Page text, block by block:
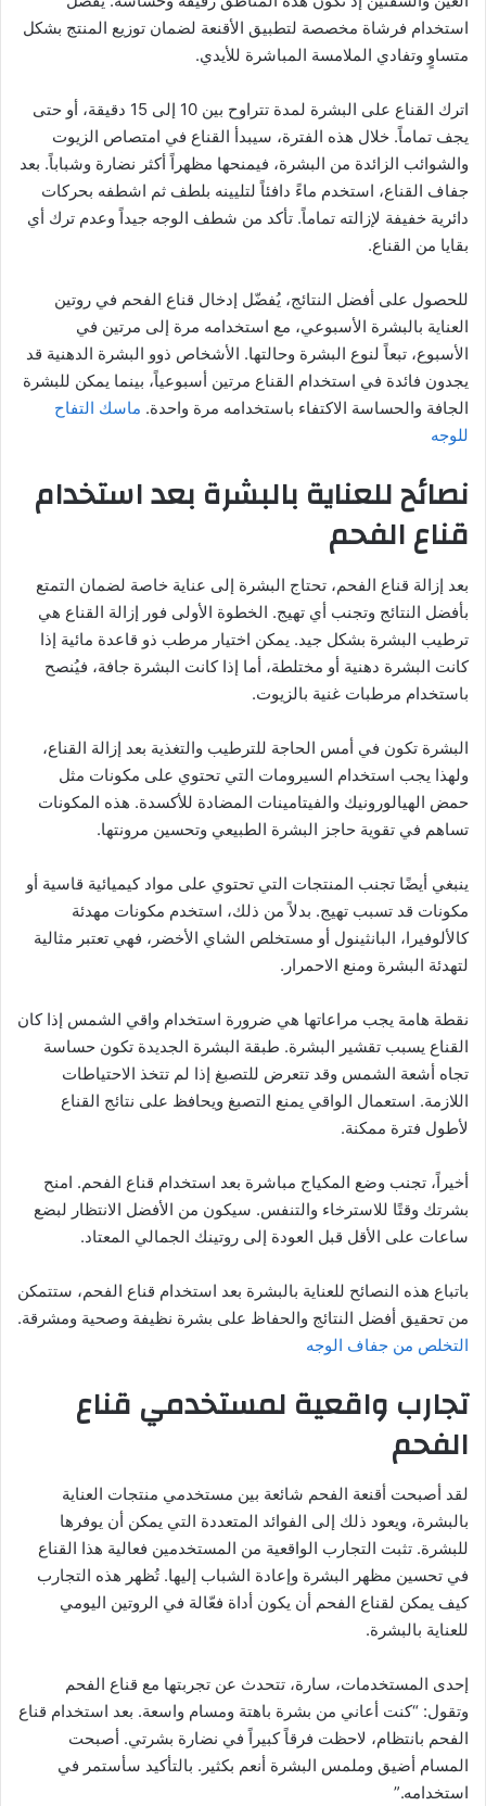
استخدام فرشاة مخصصة لتطبيق الأقنعة لضمان توزيع المنتج بشكل
متساوٍ وتفادي الملامسة المباشرة للأيدي.
اترك القناع على البشرة لمدة تتراوح بين 10 إلى 15 دقيقة، أو حتى
يجف تماماً. خلال هذه الفترة، سيبدأ القناع في امتصاص الزيوت
والشوائب الزائدة من البشرة، فيمنحها مظهراً أكثر نضارة وشباباً. بعد
جفاف القناع، استخدم ماءً دافئاً لتليينه بلطف ثم اشطفه بحركات
دائرية خفيفة لإزالته تماماً. تأكد من شطف الوجه جيداً وعدم ترك أي
بقايا من القناع.
للحصول على أفضل النتائج، يُفضّل إدخال قناع الفحم في روتين
العناية بالبشرة الأسبوعي، مع استخدامه مرة إلى مرتين في
الأسبوع، تبعاً لنوع البشرة وحالتها. الأشخاص ذوو البشرة الدهنية قد
يجدون فائدة في استخدام القناع مرتين أسبوعياً، بينما يمكن للبشرة
الجافة والحساسة الاكتفاء باستخدامه مرة واحدة. ماسك التفاح
للوجه
نصائح للعناية بالبشرة بعد استخدام
قناع الفحم
بعد إزالة قناع الفحم، تحتاج البشرة إلى عناية خاصة لضمان التمتع
بأفضل النتائج وتجنب أي تهيج. الخطوة الأولى فور إزالة القناع هي
ترطيب البشرة بشكل جيد. يمكن اختيار مرطب ذو قاعدة مائية إذا
كانت البشرة دهنية أو مختلطة، أما إذا كانت البشرة جافة، فيُنصح
باستخدام مرطبات غنية بالزيوت.
البشرة تكون في أمس الحاجة للترطيب والتغذية بعد إزالة القناع،
ولهذا يجب استخدام السيرومات التي تحتوي على مكونات مثل
حمض الهيالورونيك والفيتامينات المضادة للأكسدة. هذه المكونات
تساهم في تقوية حاجز البشرة الطبيعي وتحسين مرونتها.
ينبغي أيضًا تجنب المنتجات التي تحتوي على مواد كيميائية قاسية أو
مكونات قد تسبب تهيج. بدلاً من ذلك، استخدم مكونات مهدئة
كالألوفيرا، البانثينول أو مستخلص الشاي الأخضر، فهي تعتبر مثالية
لتهدئة البشرة ومنع الاحمرار.
نقطة هامة يجب مراعاتها هي ضرورة استخدام واقي الشمس إذا كان
القناع يسبب تقشير البشرة. طبقة البشرة الجديدة تكون حساسة
تجاه أشعة الشمس وقد تتعرض للتصبغ إذا لم تتخذ الاحتياطات
اللازمة. استعمال الواقي يمنع التصبغ ويحافظ على نتائج القناع
لأطول فترة ممكنة.
أخيراً، تجنب وضع المكياج مباشرة بعد استخدام قناع الفحم. امنح
بشرتك وقتًا للاسترخاء والتنفس. سيكون من الأفضل الانتظار لبضع
ساعات على الأقل قبل العودة إلى روتينك الجمالي المعتاد.
باتباع هذه النصائح للعناية بالبشرة بعد استخدام قناع الفحم، ستتمكن
من تحقيق أفضل النتائج والحفاظ على بشرة نظيفة وصحية ومشرقة.
التخلص من جفاف الوجه
تجارب واقعية لمستخدمي قناع
الفحم
لقد أصبحت أقنعة الفحم شائعة بين مستخدمي منتجات العناية
بالبشرة، ويعود ذلك إلى الفوائد المتعددة التي يمكن أن يوفرها
للبشرة. تثبت التجارب الواقعية من المستخدمين فعالية هذا القناع
في تحسين مظهر البشرة وإعادة الشباب إليها. تُظهر هذه التجارب
كيف يمكن لقناع الفحم أن يكون أداة فعّالة في الروتين اليومي
للعناية بالبشرة.
إحدى المستخدمات، سارة، تتحدث عن تجربتها مع قناع الفحم
وتقول: “كنت أعاني من بشرة باهتة ومسام واسعة. بعد استخدام قناع
الفحم بانتظام، لاحظت فرقاً كبيراً في نضارة بشرتي. أصبحت
المسام أضيق وملمس البشرة أنعم بكثير. بالتأكيد سأستمر في
استخدامه.”